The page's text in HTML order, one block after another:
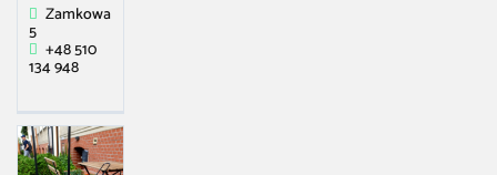
Zamkowa
5
+48 510
134 948